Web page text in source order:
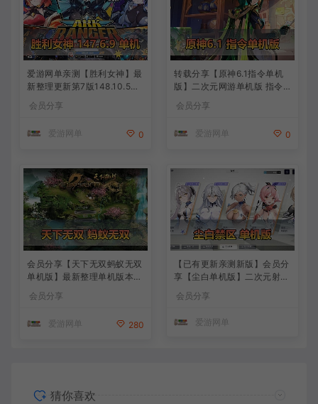
爱游网单亲测【胜利女神】最
新整理更新第7版148.10.5NI
活动148版本官服GM可无限
频安装教学
会员分享
爱游网单 0
转载分享【原神6.1指令单机
版】二次元网游单机版 指令
背包 抽卡 商店 MOD 未亲测
会员分享
爱游网单 0
会员分享【天下无双蚂蚁无双
单机版】最新整理单机版本
带GM命令后台 武侠怀旧网游
免虚拟机一键端 配套视频教
会员分享
爱游网单 280
【已有更新亲测新版】会员分
享【尘白单机版】二次元射击
类网游单机版一键端
会员分享
爱游网单
猜你喜欢